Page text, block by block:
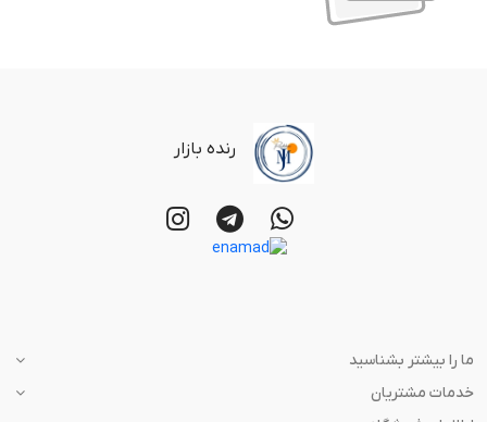
رنده بازار
ما را بیشتر بشناسید
خدمات مشتریان